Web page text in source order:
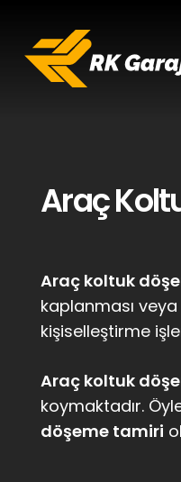
Araç
Araç koltuk
kaplanması
kişiselleştirme
Araç koltuk
koymaktadır.
döşeme tamiri